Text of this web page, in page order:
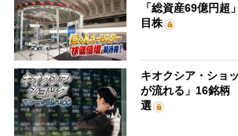
「総資産69億円超
目株
キオクシア・ショ
が流れる」16銘柄
選